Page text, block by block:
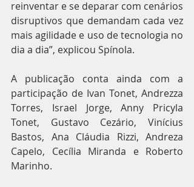
reinventar e se deparar com cenários
disruptivos que demandam cada vez
mais agilidade e uso de tecnologia no
dia a dia”, explicou Spínola.
A publicação conta ainda com a
participação de Ivan Tonet, Andrezza
Torres, Israel Jorge, Anny Pricyla
Tonet, Gustavo Cezário, Vinícius
Bastos, Ana Cláudia Rizzi, Andreza
Capelo, Cecília Miranda e Roberto
Marinho.